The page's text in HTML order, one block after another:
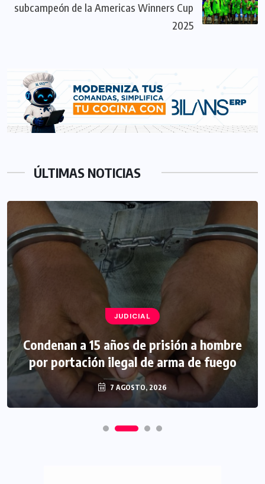
subcampeón de la Americas Winners Cup
2025
ÚLTIMAS NOTICIAS
JUDICIAL
Condenan a 15 años de prisión a hombre
por portación ilegal de arma de fuego
7 AGOSTO, 2026